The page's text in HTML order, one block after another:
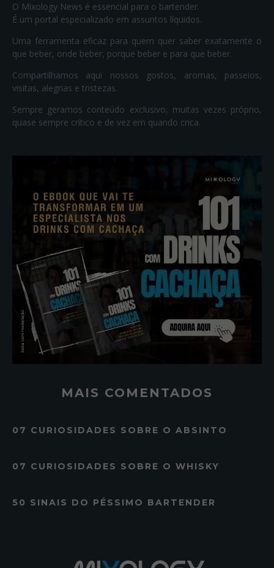
O Mixology News é essencial para o bartender.
É um portal especializado em assuntos líquidos.
Uma ferramenta eficaz para quem quer saber exatamente o
que beber, onde beber, porque beber e para que beber.
Compartilhamos aqui nossos gostos, aromas, passeios,
visitas, alegrias e tristezas.
Sempre geramos conteúdo exclusivo, muitas vezes próprio,
quase sempre crítico e de vez em quando crica.
MAIS COMENTADOS
07 CURIOSIDADES SOBRE O ABSINTO
07 CURIOSIDADES SOBRE O WHISKY
50 SINAIS DO PÉSSIMO BARTENDER